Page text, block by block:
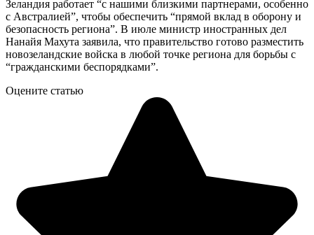
Зеландия работает “с нашими близкими партнерами, особенно
с Австралией”, чтобы обеспечить “прямой вклад в оборону и
безопасность региона”. В июле министр иностранных дел
Нанайя Махута заявила, что правительство готово разместить
новозеландские войска в любой точке региона для борьбы с
“гражданскими беспорядками”.
Оцените статью